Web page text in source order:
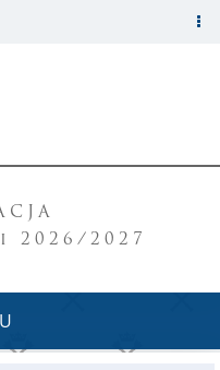
2026/2027